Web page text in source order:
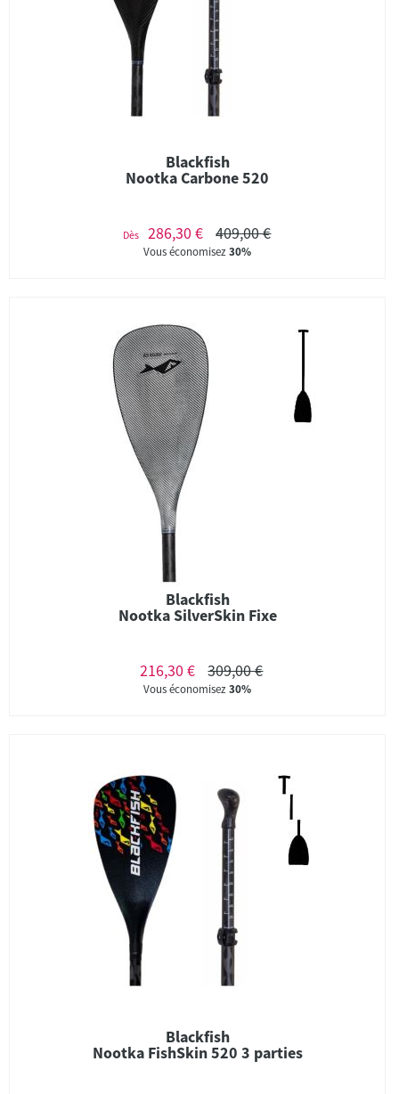
Blackfish
Nootka Carbone 520
Dès 286,30 € 409,00 €
Vous économisez30%
Blackfish
Nootka SilverSkin Fixe
216,30 € 309,00 €
Vous économisez30%
Blackfish
Nootka FishSkin 520 3 parties